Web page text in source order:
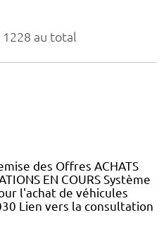
1228 au total
des Offres ACHATS
EN COURS Système
l'achat de véhicules
Lien vers la consultation